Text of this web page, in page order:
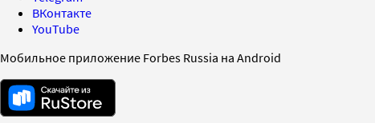
ВКонтакте
YouTube
Мобильное приложение Forbes Russia на Android